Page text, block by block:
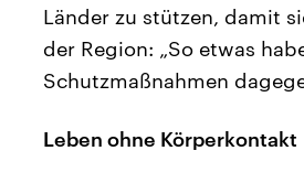
Länder zu stützen, damit
der Region: „So etwas
Schutzmaßnahmen
Leben ohne Körperkontakt